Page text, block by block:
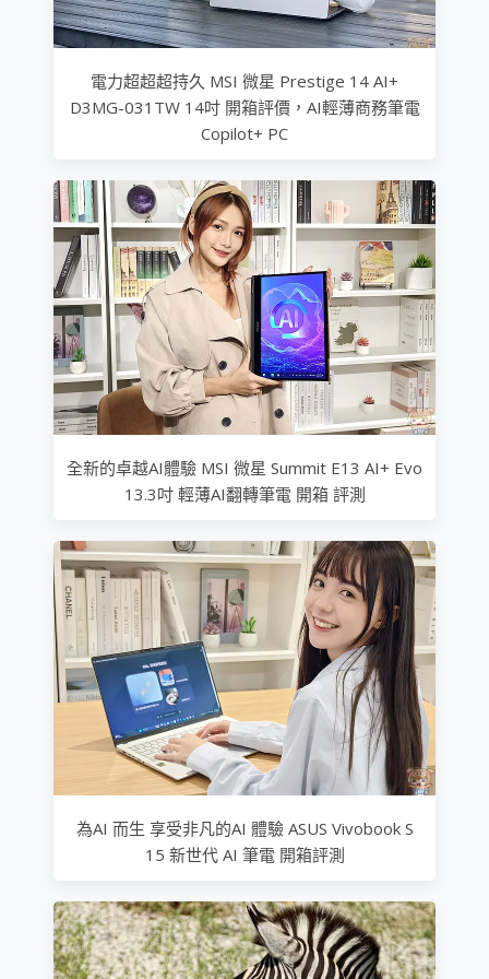
電力超超超持久 MSI 微星 Prestige 14 AI+
D3MG-031TW 14吋 開箱評價，AI輕薄商務筆電
Copilot+ PC
全新的卓越AI體驗 MSI 微星 Summit E13 AI+ Evo
13.3吋 輕薄AI翻轉筆電 開箱 評測
為AI 而生 享受非凡的AI 體驗 ASUS Vivobook S
15 新世代 AI 筆電 開箱評測